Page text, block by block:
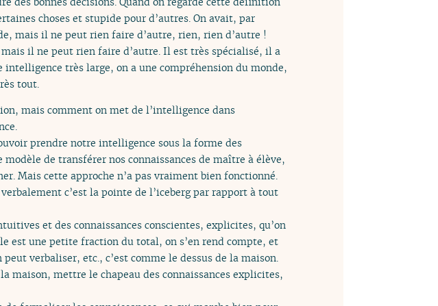
choses et stupide pour d’autres. On avait, par
mais il ne peut rien faire d’autre, rien, rien d’autre !
il ne peut rien faire d’autre. Il est très spécialisé, il a
très large, on a une compréhension du monde,
tout.
mais comment on met de l’intelligence dans
prendre notre intelligence sous la forme des
de transférer nos connaissances de maître à élève,
Mais cette approche n’a pas vraiment bien fonctionné.
c’est la pointe de l’iceberg par rapport à tout
et des connaissances conscientes, explicites, qu’on
est une petite fraction du total, on s’en rend compte, et
verbaliser, etc., c’est comme le dessus de la maison.
maison, mettre le chapeau des connaissances explicites,